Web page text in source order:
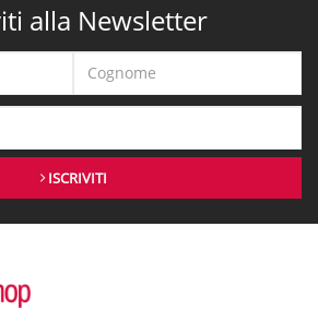
alla Newsletter
ISCRIVITI